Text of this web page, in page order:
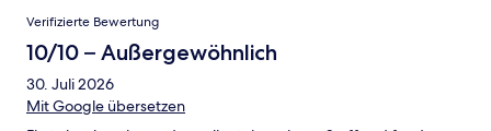
Verifizierte Bewertung
10/10 – Außergewöhnlich
30. Juli 2026
Mit Google übersetzen